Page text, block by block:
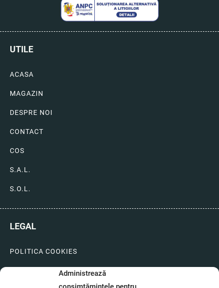
Administrează
UTILE
ACASA
MAGAZIN
DESPRE NOI
CONTACT
COS
S.A.L.
S.O.L.
LEGAL
POLITICA COOKIES
LIVRARI SI PLATI